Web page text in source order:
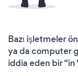
Bazı işletmeler
ya da computer
iddia eden bir